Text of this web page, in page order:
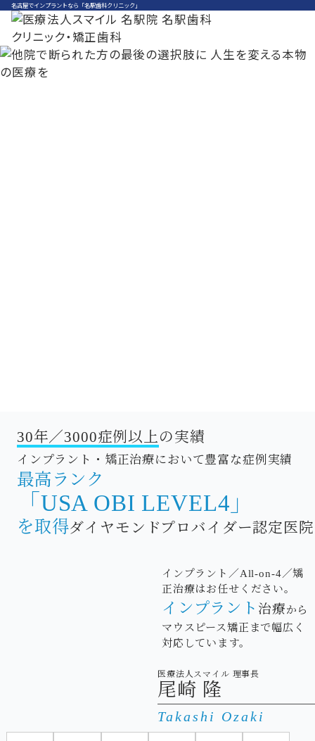
名古屋でインプラントなら「名駅歯科クリニック」
30年／3000症例以上 の実績
インプラント・矯正治療において豊富な症例実績
最高ランク
「USA OBI LEVEL4」
を取得ダイヤモンドプロバイダー認定医院
インプラント／All-on-4／矯
正治療はお任せください。
インプラント 治療から
マウスピース矯正まで幅広く
対応しています。
医療法人スマイル 理事長
尾崎 隆
Takashi Ozaki